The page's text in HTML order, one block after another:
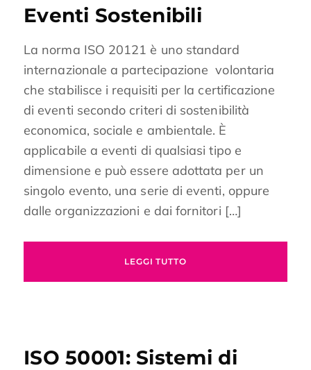
Eventi Sostenibili
La norma ISO 20121 è uno standard
internazionale a partecipazione volontaria
che stabilisce i requisiti per la certificazione
di eventi secondo criteri di sostenibilità
economica, sociale e ambientale. È
applicabile a eventi di qualsiasi tipo e
dimensione e può essere adottata per un
singolo evento, una serie di eventi, oppure
dalle organizzazioni e dai fornitori […]
LEGGI TUTTO
ISO 50001: Sistemi di